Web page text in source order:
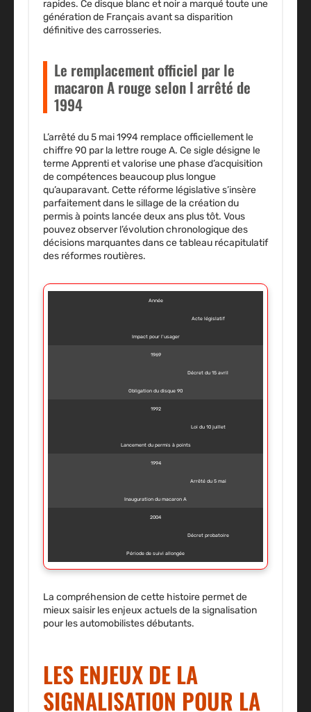
rapides. Ce disque blanc et noir a marqué toute une
génération de Français avant sa disparition
définitive des carrosseries.
Le remplacement officiel par le
macaron A rouge selon l arrêté de
1994
L’arrêté du 5 mai 1994 remplace officiellement le
chiffre 90 par la lettre rouge A. Ce sigle désigne le
terme Apprenti et valorise une phase d’acquisition
de compétences beaucoup plus longue
qu’auparavant. Cette réforme législative s’insère
parfaitement dans le sillage de la création du
permis à points lancée deux ans plus tôt. Vous
pouvez observer l’évolution chronologique des
décisions marquantes dans ce tableau récapitulatif
des réformes routières.
Année
Acte législatif
Impact pour l’usager
1969
Décret du 15 avril
Obligation du disque 90
1992
Loi du 10 juillet
Lancement du permis à points
1994
Arrêté du 5 mai
Inauguration du macaron A
2004
Décret probatoire
Période de suivi allongée
La compréhension de cette histoire permet de
mieux saisir les enjeux actuels de la signalisation
pour les automobilistes débutants.
LES ENJEUX DE LA
SIGNALISATION POUR LA